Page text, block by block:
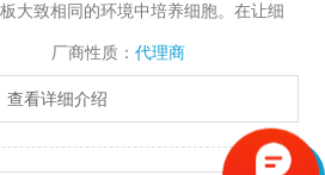
大致相同的环境中培养细胞。在让细
有与玻璃盖玻片相似的光学性质，可
像。孔板可以灭菌，并且系统适合在
胞培养。由于其一体机的设计特点，
厂商性质： 代理商
查看详细介绍